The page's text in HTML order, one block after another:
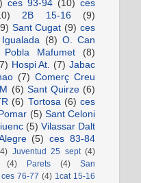
ces 93-94 (10) ces
2B 15-16
(9)
Sant Cugat (9) ces
Igualada (8) O. Can
Pobla Mafumet
(8)
Hospi At. (7) Jabac
(7) Comerç Creu
(6) Sant Quirze (6)
(6) Tortosa (6) ces
Pomar (5) Sant Celoni
(5) Vilassar Dalt
(5)
ces 83-84
Juventud 25 sept (4)
(4) Parets (4)
San
ces 76-77 (4) 1cat 15-16